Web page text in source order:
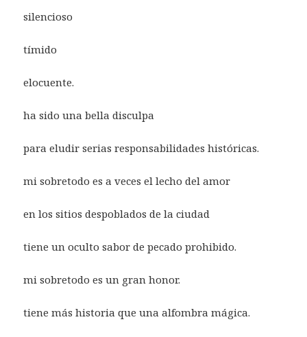
silencioso
tímido
elocuente.
ha sido una bella disculpa
para eludir serias responsabilidades históricas.
mi sobretodo es a veces el lecho del amor
en los sitios despoblados de la ciudad
tiene un oculto sabor de pecado prohibido.
mi sobretodo es un gran honor.
tiene más historia que una alfombra mágica.